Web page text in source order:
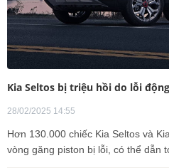
Kia Seltos bị triệu hồi do lỗi
28/02/2025 14:55
Hơn 130.000 chiếc Kia Seltos và
vòng găng piston bị lỗi, có thể dẫn